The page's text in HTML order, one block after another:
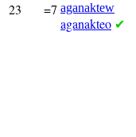
23 =7 aganaktew
aganakteo ✔